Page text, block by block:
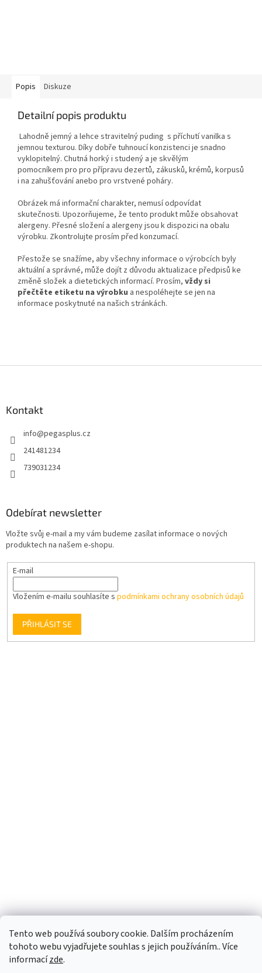
Tento web používá soubory cookie. Dalším procházením
tohoto webu vyjadřujete souhlas s jejich používáním.. Více
informacízde.
Popis Diskuze
Detailní popis produktu
Lahodně jemný a lehce stravitelný puding s příchutí vanilka s
jemnou texturou. Díky dobře tuhnoucí konzistenci je snadno
vyklopitelný. Chutná horký i studený a je skvělým
pomocníkem pro pro přípravu dezertů, zákusků, krémů, korpusů
i na zahušťování anebo pro vrstvené poháry.
Obrázek má informační charakter, nemusí odpovídat
skutečnosti. Upozorňujeme, že tento produkt může obsahovat
alergeny. Přesné složení a alergeny jsou k dispozici na obalu
výrobku. Zkontrolujte prosím před konzumací.
Přestože se snažíme, aby všechny informace o výrobcích byly
aktuální a správné, může dojít z důvodu aktualizace předpisů ke
změně složek a dietetických informací. Prosím, vždy si
přečtěte etiketu na výrobku a nespoléhejte se jen na
informace poskytnuté na našich stránkách.
Kontakt
info@pegasplus.cz
241481234
739031234
Odebírat newsletter
Vložte svůj e-mail a my vám budeme zasílat informace o nových
produktech na našem e-shopu.
E-mail
Vložením e-mailu souhlasíte s podmínkami ochrany osobních údajů
PŘIHLÁSIT SE